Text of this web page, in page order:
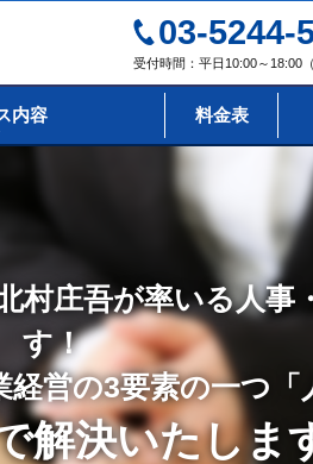
03-5244-
受付時間：平日10:00～18:00
内容 料金表
村庄吾が率いる人事
す！
営の3要素の一つ「
解決いたしま